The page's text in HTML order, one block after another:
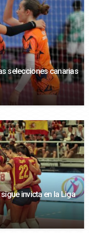
selecciones canarias
invicta en la Liga